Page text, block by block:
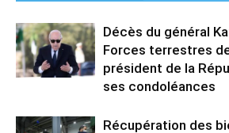
Décès du général
Forces terrestres de
président de la
ses condoléances
Récupération des